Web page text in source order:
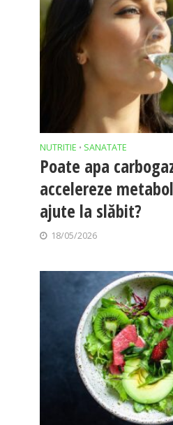
NUTRITIE • SANATATE
Poate apa
accelereze
ajute la slăbit?
18/05/2026